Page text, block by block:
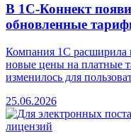
В 1С-Коннект
обновленные
Компания 1С расширила
новые цены на платные
изменилось для
25.06.2026